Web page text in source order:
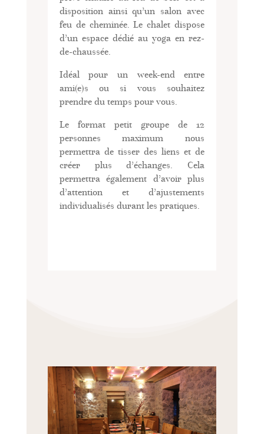
disposition ainsi qu’un salon avec
feu de cheminée. Le chalet dispose
d’un espace dédié au yoga en rez-
de-chaussée.
Idéal pour un week-end entre
ami(e)s ou si vous souhaitez
prendre du temps pour vous.
Le format petit groupe de 12
personnes maximum nous
permettra de tisser des liens et de
créer plus d’échanges. Cela
permettra également d’avoir plus
d’attention et d’ajustements
individualisés durant les pratiques.